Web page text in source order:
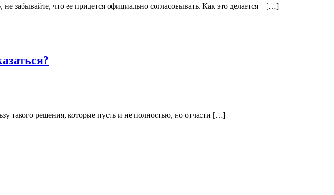
забывайте, что ее придется официально согласовывать. Как это делается – […]
такого решения, которые пусть и не полностью, но отчасти […]